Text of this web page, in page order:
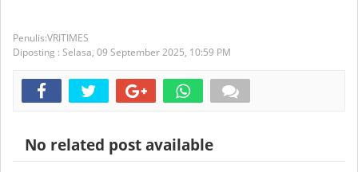
VRITIMES
Diposting : Selasa, 09 September 2025, 10:59 PM
No related post available